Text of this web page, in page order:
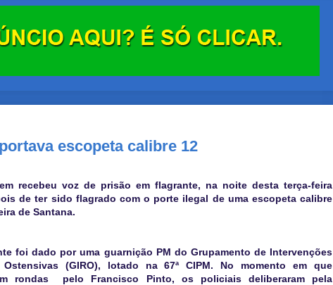
escopeta calibre 12
recebeu voz de prisão em flagrante, na noite desta terça-feira
de ter sido flagrado com o porte ilegal de uma escopeta calibre
de Santana.
foi dado por uma guarnição PM do Grupamento de Intervenções
Ostensivas (GIRO), lotado na 67ª CIPM. No momento em que
rondas pelo Francisco Pinto, os policiais deliberaram pela